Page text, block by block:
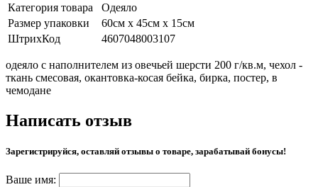
Категория товара
Одеяло
Размер упаковки
60см х 45см х 15см
ШтрихКод
4607048003107
одеяло с наполнителем из овечьей шерсти 200 г/кв.м, чехол -
ткань смесовая, окантовка-косая бейка, бирка, постер, в
чемодане
Написать отзыв
Зарегистрируйся, оставляй отзывы о товаре, зарабатывай бонусы!
Ваше имя: